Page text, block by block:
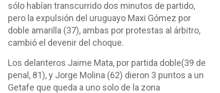
sólo habían transcurrido dos minutos de partido,
pero la expulsión del uruguayo Maxi Gómez por
doble amarilla (37), ambas por protestas al árbitro,
cambió el devenir del choque.
Los delanteros Jaime Mata, por partida doble(39 de
penal, 81), y Jorge Molina (62) dieron 3 puntos a un
Getafe que queda a uno solo de la zona